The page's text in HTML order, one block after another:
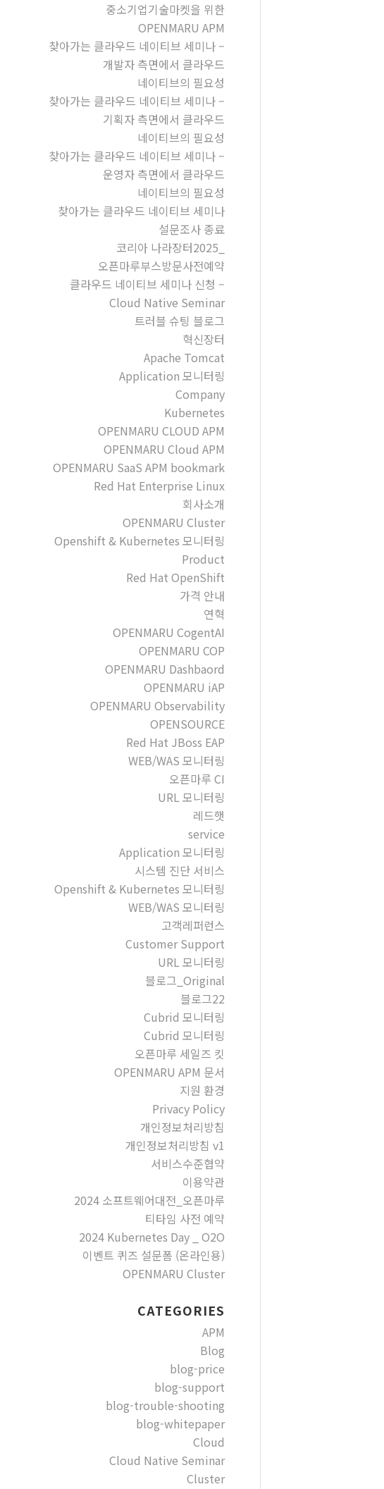
중소기업기술마켓을 위한
OPENMARU APM
찾아가는 클라우드 네이티브 세미나 –
개발자 측면에서 클라우드
네이티브의 필요성
찾아가는 클라우드 네이티브 세미나 –
기획자 측면에서 클라우드
네이티브의 필요성
찾아가는 클라우드 네이티브 세미나 –
운영자 측면에서 클라우드
네이티브의 필요성
찾아가는 클라우드 네이티브 세미나
설문조사 종료
코리아 나라장터2025_
오픈마루부스방문사전예약
클라우드 네이티브 세미나 신청 –
Cloud Native Seminar
트러블 슈팅 블로그
혁신장터
Apache Tomcat
Application 모니터링
Company
Kubernetes
OPENMARU CLOUD APM
OPENMARU Cloud APM
OPENMARU SaaS APM bookmark
Red Hat Enterprise Linux
회사소개
OPENMARU Cluster
Openshift & Kubernetes 모니터링
Product
Red Hat OpenShift
가격 안내
연혁
OPENMARU CogentAI
OPENMARU COP
OPENMARU Dashbaord
OPENMARU iAP
OPENMARU Observability
OPENSOURCE
Red Hat JBoss EAP
WEB/WAS 모니터링
오픈마루 CI
URL 모니터링
레드햇
service
Application 모니터링
시스템 진단 서비스
Openshift & Kubernetes 모니터링
WEB/WAS 모니터링
고객레퍼런스
Customer Support
URL 모니터링
블로그_Original
블로그22
Cubrid 모니터링
Cubrid 모니터링
오픈마루 세일즈 킷
OPENMARU APM 문서
지원 환경
Privacy Policy
개인정보처리방침
개인정보처리방침 v1
서비스수준협약
이용약관
2024 소프트웨어대전_오픈마루
티타임 사전 예약
2024 Kubernetes Day _ O2O
이벤트 퀴즈 설문폼 (온라인용)
OPENMARU Cluster
CATEGORIES
APM
Blog
blog-price
blog-support
blog-trouble-shooting
blog-whitepaper
Cloud
Cloud Native Seminar
Cluster